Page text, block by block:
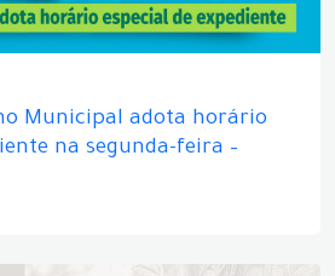
Municipal adota horário
na segunda-feira –